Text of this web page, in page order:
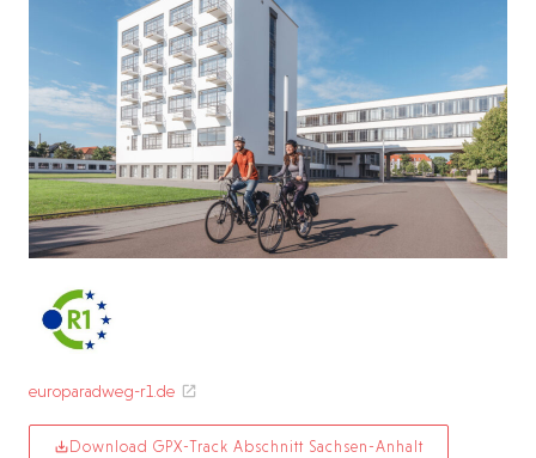
europaradweg-r1.de
Download GPX-Track Abschnitt Sachsen-Anhalt